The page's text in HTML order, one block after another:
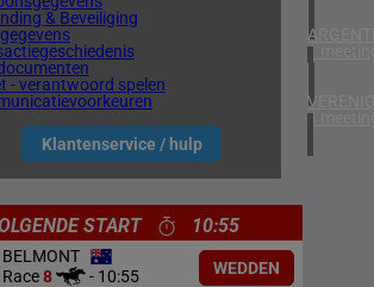
& Beveiliging
- verantwoord spelen
Klantenservice / hulp
1
4
START 10:55
BELMONT
Race8 - 10:55 WEDDEN